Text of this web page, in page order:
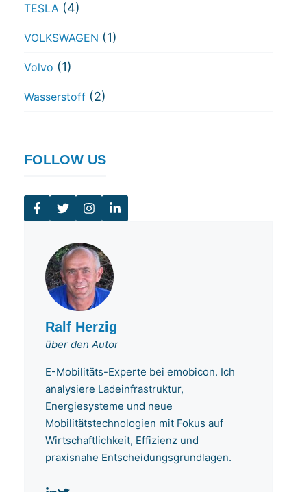
TESLA (4)
VOLKSWAGEN (1)
Volvo (1)
Wasserstoff(2)
FOLLOW US
Ralf Herzig
über den Autor
E-Mobilitäts-Experte bei emobicon. Ich
analysiere Ladeinfrastruktur,
Energiesysteme und neue
Mobilitätstechnologien mit Fokus auf
Wirtschaftlichkeit, Effizienz und
praxisnahe Entscheidungsgrundlagen.